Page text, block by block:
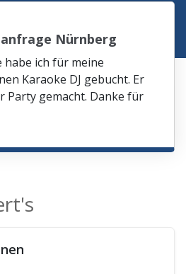
Nürnberg
habe ich für meine
Karaoke DJ gebucht. Er
Party gemacht. Danke für